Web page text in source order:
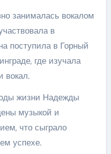
занималась вокалом
в
поступила в Горный
где изучала
вокал.
жизни Надежды
музыкой и
что сыграло
успехе.